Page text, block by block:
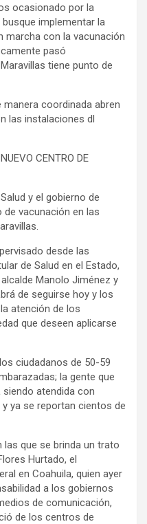
ocasionado por la
implementar la
marcha con la vacunación
pasó
tiene punto de
coordinada abren
las instalaciones dl
CENTRO DE
y el gobierno de
de vacunación en las
desde las
de Salud en el Estado,
Manolo Jiménez y
de seguirse hoy y los
atención de los
que deseen aplicarse
ciudadanos de 50-59
la gente que
atendida con
ya se reportan cientos de
que se brinda un trato
Hurtado, el
en Coahuila, quien ayer
a los gobiernos
de comunicación,
de los centros de